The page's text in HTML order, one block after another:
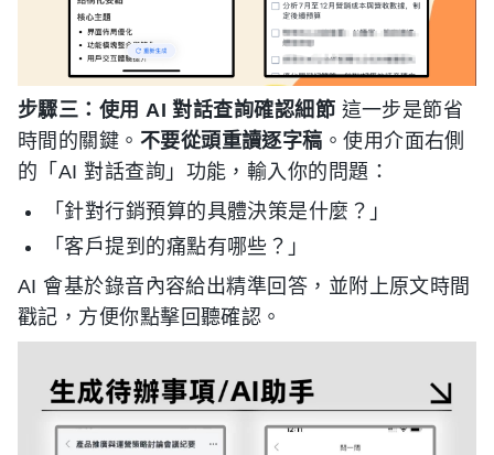
步驟三：使用 AI 對話查詢確認細節 這一步是節省
時間的關鍵。 不要從頭重讀逐字稿 。使用介面右側
的「AI 對話查詢」功能，輸入你的問題：
「針對行銷預算的具體決策是什麼？」
「客戶提到的痛點有哪些？」
AI 會基於錄音內容給出精準回答，並附上原文時間
戳記，方便你點擊回聽確認。